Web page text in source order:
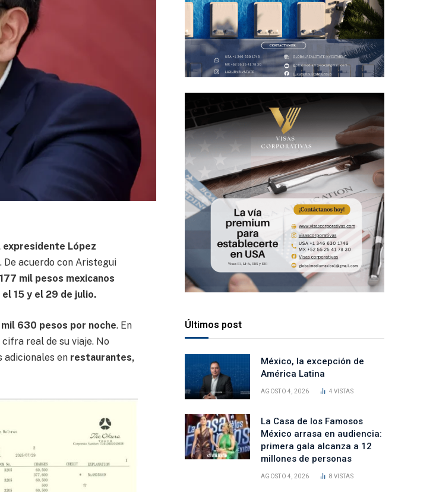
expresidente López
acuerdo con Aristegui
177 mil pesos mexicanos
15 y el 29 de julio.
630 pesos por noche. En
real de su viaje. No
adicionales en restaurantes,
Últimos post
México, la excepción de
América Latina
AGOSTO 4, 2026 4VISTAS
La Casa de los Famosos
México arrasa en audiencia:
primera gala alcanza a 12
millones de personas
AGOSTO 4, 2026 8VISTAS